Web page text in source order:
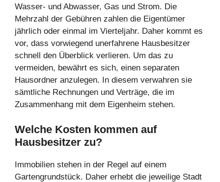
Wasser- und Abwasser, Gas und Strom. Die
Mehrzahl der Gebühren zahlen die Eigentümer
jährlich oder einmal im Vierteljahr. Daher kommt es
vor, dass vorwiegend unerfahrene Hausbesitzer
schnell den Überblick verlieren. Um das zu
vermeiden, bewährt es sich, einen separaten
Hausordner anzulegen. In diesem verwahren sie
sämtliche Rechnungen und Verträge, die im
Zusammenhang mit dem Eigenheim stehen.
Welche Kosten kommen auf
Hausbesitzer zu?
Immobilien stehen in der Regel auf einem
Gartengrundstück. Daher erhebt die jeweilige Stadt